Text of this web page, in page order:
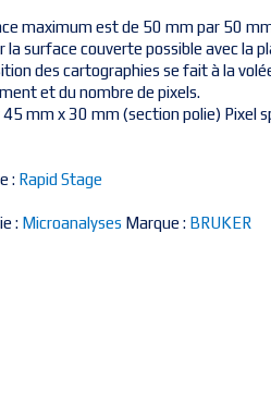
maximum est de 50 mm par 50
la surface couverte possible avec la
des cartographies se fait à la
et du nombre de pixels.
45 mm x 30 mm (section polie) Pixel
: Rapid Stage
: Microanalyses Marque : BRUKER